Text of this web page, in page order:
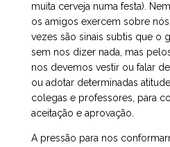
muita cerveja numa festa).
os amigos exercem sobre
vezes são sinais subtis que o
sem nos dizer nada, mas
nos devemos vestir ou falar
ou adotar determinadas
colegas e professores, para
aceitação e aprovação.
A pressão para nos